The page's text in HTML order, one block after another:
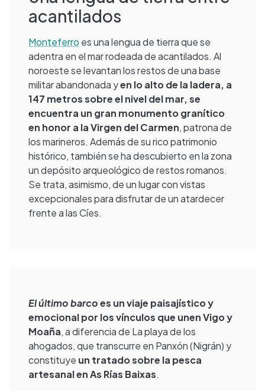
acantilados
Monteferro es una lengua de tierra que se
adentra en el mar rodeada de acantilados. Al
noroeste se levantan los restos de una base
militar abandonada yen lo alto de la ladera, a
147 metros sobre el nivel del mar, se
encuentra un gran monumento granítico
en honor a la Virgen del Carmen, patrona de
los marineros. Además de su rico patrimonio
histórico, también se ha descubierto en la zona
un depósito arqueológico de restos romanos.
Se trata, asimismo, de un lugar con vistas
excepcionales para disfrutar de un atardecer
frente a las Cíes.
El último barcoes un viaje paisajístico y
emocional por los vínculos que unen Vigo y
Moaña, a diferencia de La playa de los
ahogados, que transcurre en Panxón (Nigrán) y
constituye un tratado sobre la pesca
artesanal en As Rías Baixas.